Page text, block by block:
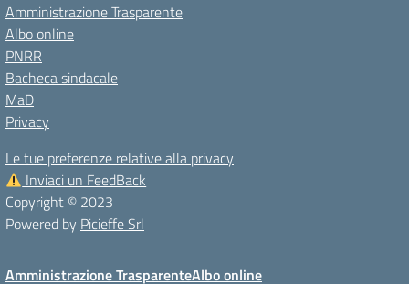
Amministrazione Trasparente
Albo online
PNRR
Bacheca sindacale
MaD
Privacy
Le tue preferenze relative alla privacy
Inviaci un FeedBack
Copyright © 2023
Powered by Picieffe Srl
Amministrazione TrasparenteAlbo online